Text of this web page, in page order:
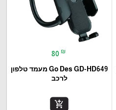
80 ₪
Go Des GD-HD649 מעמד טלפון
לרכב
add_shopping_cart